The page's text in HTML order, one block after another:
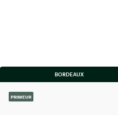
BORDEAUX
PRIMEUR